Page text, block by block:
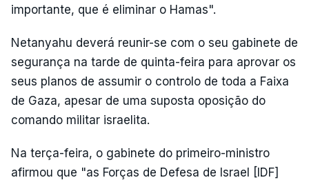
importante, que é eliminar o Hamas".
Netanyahu deverá reunir-se com o seu gabinete de
segurança na tarde de quinta-feira para aprovar os
seus planos de assumir o controlo de toda a Faixa
de Gaza, apesar de uma suposta oposição do
comando militar israelita.
Na terça-feira, o gabinete do primeiro-ministro
afirmou que "as Forças de Defesa de Israel [IDF]